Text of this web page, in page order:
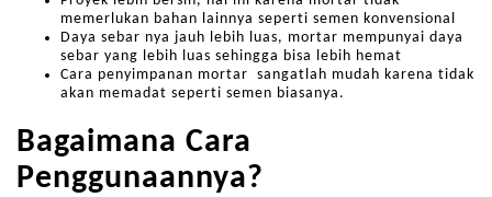
memerlukan bahan lainnya seperti semen konvensional
Daya sebar nya jauh lebih luas, mortar mempunyai daya
sebar yang lebih luas sehingga bisa lebih hemat
Cara penyimpanan mortar sangatlah mudah karena tidak
akan memadat seperti semen biasanya.
Bagaimana Cara
Penggunaannya?